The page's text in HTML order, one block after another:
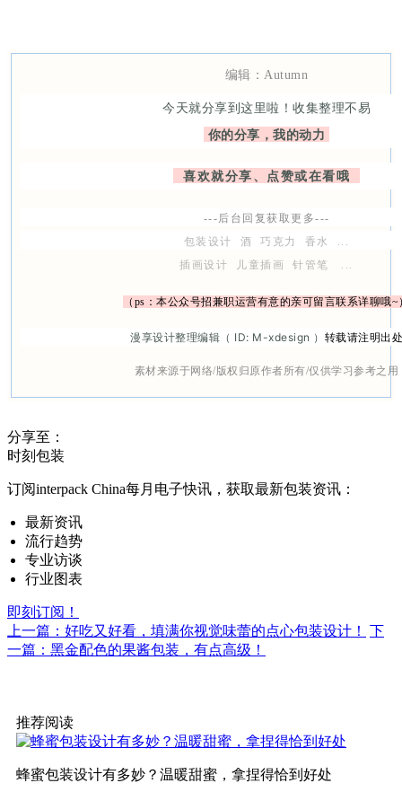
编辑：Autumn
今天就分享到这里啦！ 收集整理不易
你的分享，我的动力
喜欢就分享、 点赞或在看哦
---后台回复获取更多---
包装设计  酒  巧克力  香水  ...
插画设计  儿童插画  针管笔   ...
（ps：本公众号招兼职运营有意的亲可留言联系详聊哦~
漫享设计整理编辑（ ID: M-xdesign ） 转载请注明出处
素材来源于网络/版权归原作者所有/仅供学习参考之用
分享至：
时刻包装
订阅interpack China每月电子快讯，获取最新包装资讯：
最新资讯
流行趋势
专业访谈
行业图表
即刻订阅！
上一篇：好吃又好看，填满你视觉味蕾的点心包装设计！
下
一篇：黑金配色的果酱包装，有点高级！
推荐阅读
蜂蜜包装设计有多妙？温暖甜蜜，拿捏得恰到好处